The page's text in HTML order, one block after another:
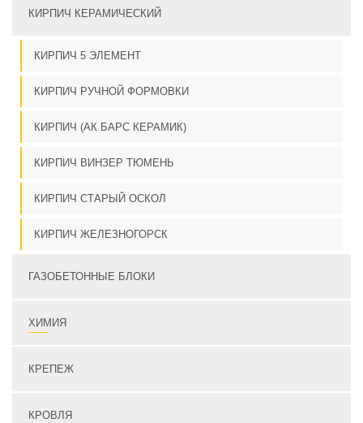
КИРПИЧ КЕРАМИЧЕСКИЙ
КИРПИЧ 5 ЭЛЕМЕНТ
КИРПИЧ РУЧНОЙ ФОРМОВКИ
КИРПИЧ (АК БАРС КЕРАМИК)
КИРПИЧ ВИНЗЕР ТЮМЕНЬ
КИРПИЧ СТАРЫЙ ОСКОЛ
КИРПИЧ ЖЕЛЕЗНОГОРСК
ГАЗОБЕТОННЫЕ БЛОКИ
ХИМИЯ
КРЕПЕЖ
КРОВЛЯ